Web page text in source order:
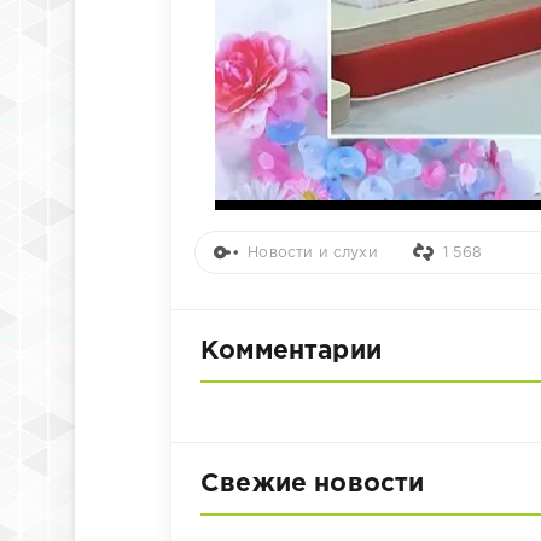
Новости и слухи 1 568
Комментарии
Свежие новости